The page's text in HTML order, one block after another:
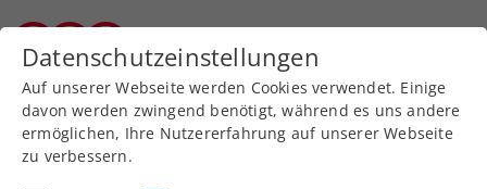
Zurück zur Newsübersicht
Verbands-Info
Datenschutzeinstellungen
Auf unserer Webseite werden Cookies verwendet. Einige
davon werden zwingend benötigt, während es uns andere
ermöglichen, Ihre Nutzererfahrung auf unserer Webseite
zu verbessern.